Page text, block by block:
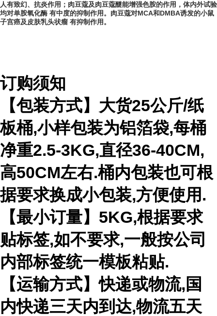
人有致幻、抗炎作用；肉豆蔻及肉豆蔻醚能增强色胺的作用，体内外试验
均对单胺氧化酶 有中度的抑制作用。肉豆蔻对MCA和DMBA诱发的小鼠
子宫癌及皮肤乳头状瘤 有抑制作用。
订购须知
【包装方式】大货25公斤/纸
板桶,小样包装为铝箔袋,每桶
净重2.5-3KG,直径36-40CM,
高50CM左右.桶内包装也可根
据要求换成小包装,方便使用 .
【最小订量】 5KG,根据要求
贴标签,如不要求,一般按公司
内部标签统一模板粘贴.
【运输方式】快递或物流,国
内快递三天内到达,物流五天